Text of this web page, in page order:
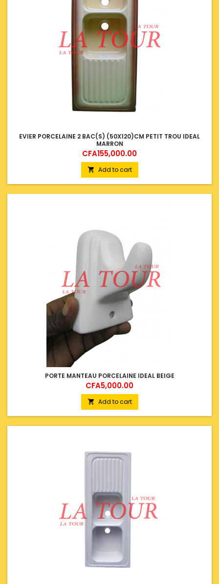
EVIER PORCELAINE 2 BAC(S) (50X120)CM PETIT TROU IDEAL
MARRON
Price
CFA155,000.00
 Add to cart
PORTE MANTEAU PORCELAINE IDEAL BEIGE
Price
CFA5,000.00
 Add to cart